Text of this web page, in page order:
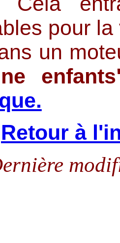
pour
un
Retour à